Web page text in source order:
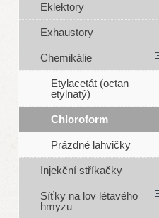
Eklektory
Exhaustory
Chemikálie
Etylacetát (octan
etylnatý)
Chloroform
Prázdné lahvičky
Injekční stříkačky
Síťky na lov létavého
hmyzu